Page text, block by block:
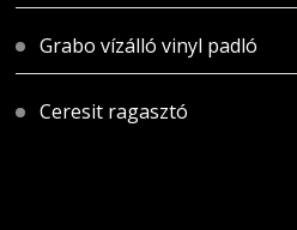
Grabo vízálló vinyl padló
Ceresit ragasztó